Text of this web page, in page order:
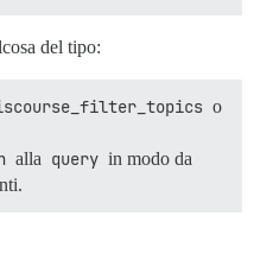
del tipo:
o
alla query in modo da